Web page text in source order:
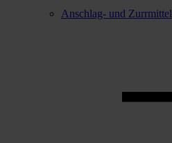
Anschlag- und Zurrmittel